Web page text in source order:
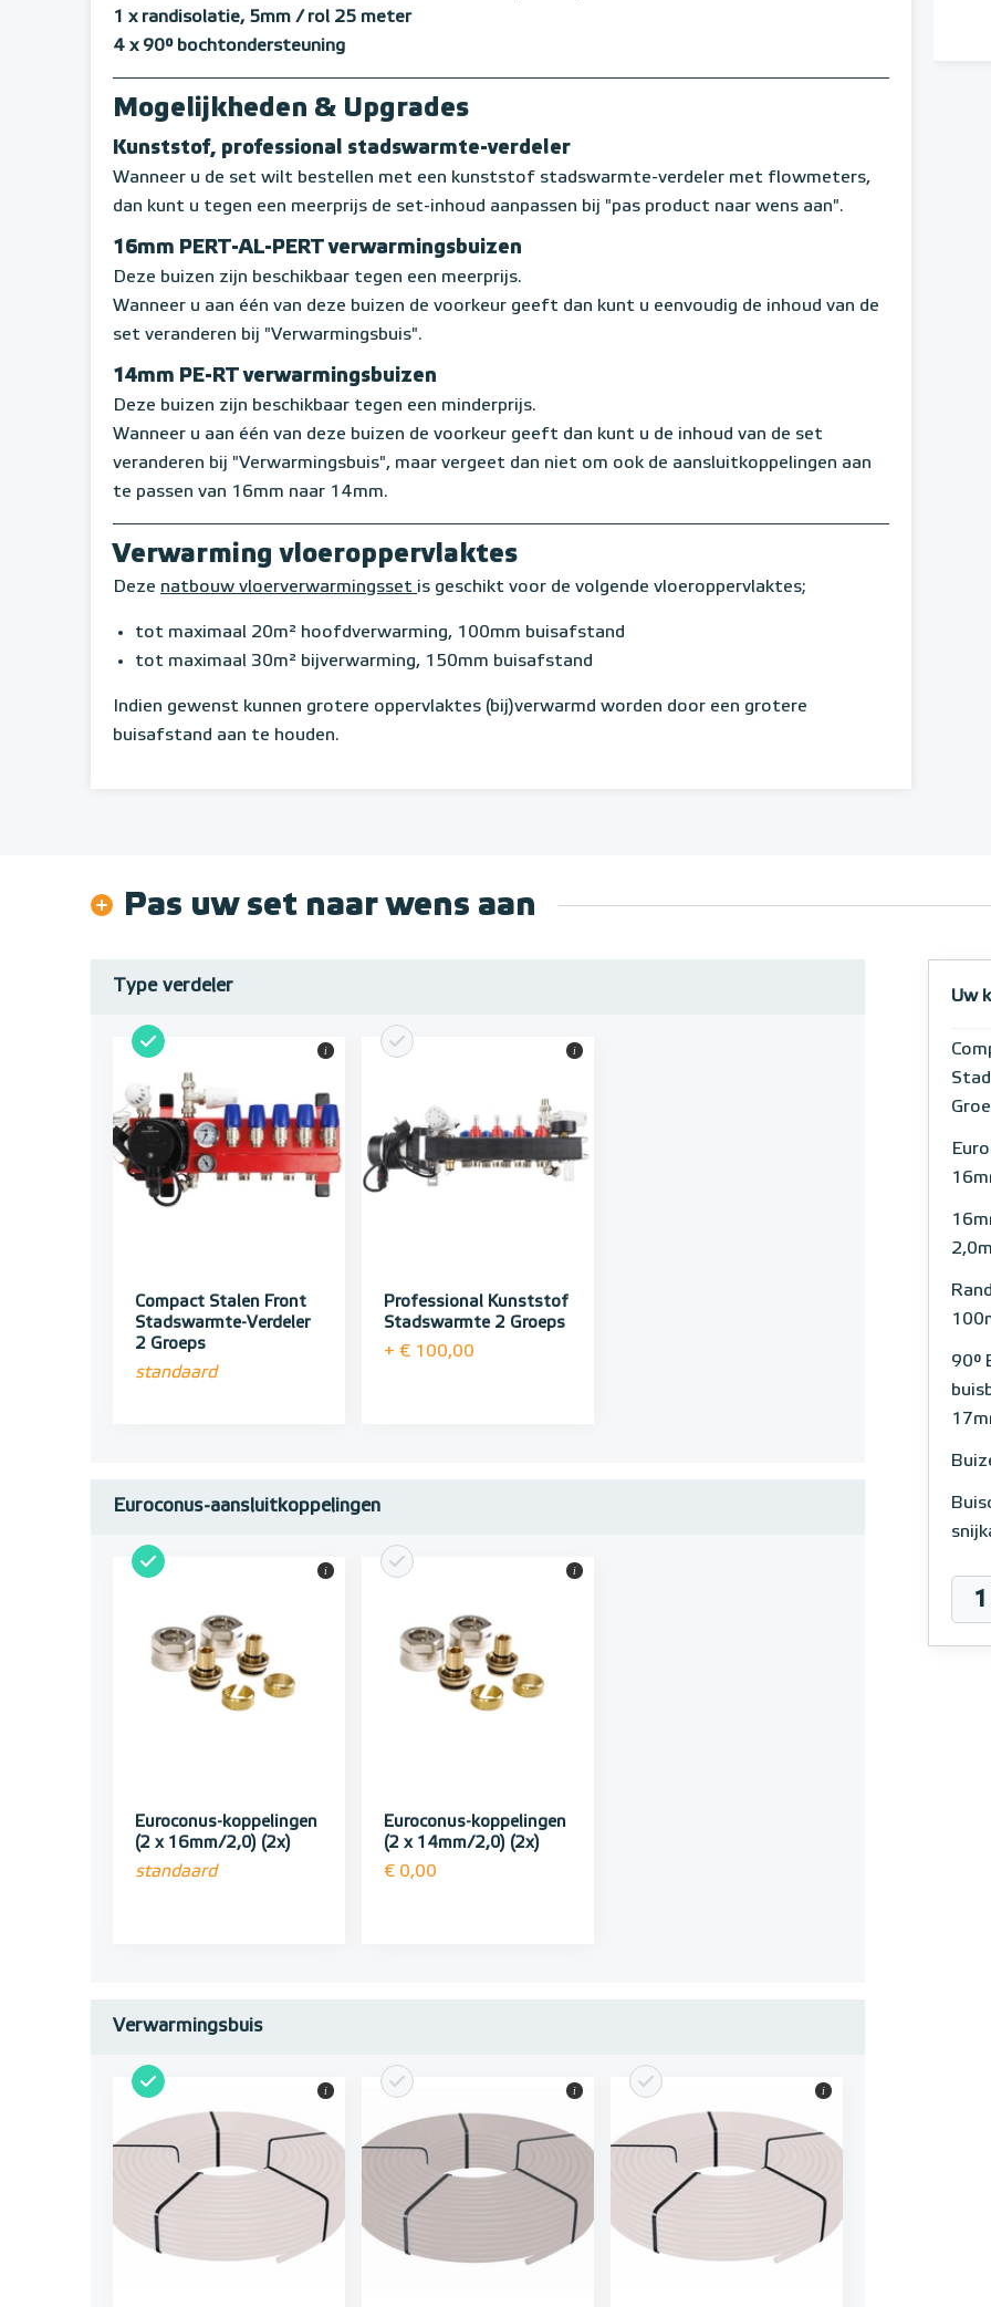
1 x randisolatie, 5mm / rol 25 meter
4 x 90° bochtondersteuning
Mogelijkheden & Upgrades
Kunststof, professional stadswarmte-verdeler
Wanneer u de set wilt bestellen met een kunststof stadswarmte-verdeler met flowmeters,
dan kunt u tegen een meerprijs de set-inhoud aanpassen bij "pas product naar wens aan".
16mm PERT-AL-PERT verwarmingsbuizen
Deze buizen zijn beschikbaar tegen een meerprijs.
Wanneer u aan één van deze buizen de voorkeur geeft dan kunt u eenvoudig de inhoud van de
set veranderen bij "Verwarmingsbuis".
14mm PE-RT verwarmingsbuizen
Deze buizen zijn beschikbaar tegen een minderprijs.
Wanneer u aan één van deze buizen de voorkeur geeft dan kunt u de inhoud van de set
veranderen bij "Verwarmingsbuis", maar vergeet dan niet om ook de aansluitkoppelingen aan
te passen van 16mm naar 14mm.
Verwarming vloeroppervlaktes
Deze natbouw vloerverwarmingsset is geschikt voor de volgende vloeroppervlaktes;
tot maximaal 20m² hoofdverwarming, 100mm buisafstand
tot maximaal 30m² bijverwarming, 150mm buisafstand
Indien gewenst kunnen grotere oppervlaktes (bij)verwarmd worden door een grotere
buisafstand aan te houden.
Pas uw set naar wens aan
Type verdeler
Compact Stalen Front
Stadswarmte-Verdeler
2 Groeps
standaard
i
Professional Kunststof
Stadswarmte 2 Groeps
+ € 100,00
i
Euroconus-aansluitkoppelingen
Euroconus-koppelingen
(2 x 16mm/2,0) (2x)
standaard
i
Euroconus-koppelingen
(2 x 14mm/2,0) (2x)
€ 0,00
i
Verwarmingsbuis
i i i
Uw
90°